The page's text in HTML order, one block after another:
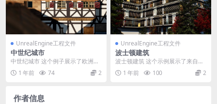
UnrealEngine工程文件
中世纪城市
中世纪城市 这个例子展示了欧洲中
世纪风格的建筑。 注释： 建筑规则
来自CityE...
1 年前 74 2
UnrealEngine工程文件
波士顿建筑
波士顿建筑 这个示例展示了来自波
士顿博客文章的规则。它展示了在C
ityEngin...
1 年前 100 2
作者信息